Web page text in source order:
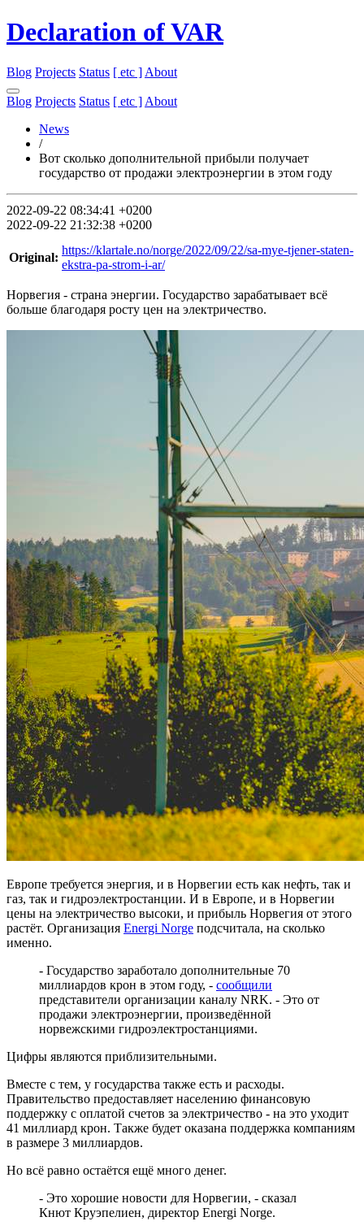
Declaration of VAR
Blog Projects Status [ etc ] About
Blog Projects Status [ etc ] About
News
/
Вот сколько дополнительной прибыли получает
государство от продажи электроэнергии в этом году
2022-09-22 08:34:41 +0200
2022-09-22 21:32:38 +0200
Original:
https://klartale.no/norge/2022/09/22/sa-mye-tjener-staten-
ekstra-pa-strom-i-ar/
Норвегия - страна энергии. Государство зарабатывает всё
больше благодаря росту цен на электричество.
Европе требуется энергия, и в Норвегии есть как нефть, так и
газ, так и гидроэлектростанции. И в Европе, и в Норвегии
цены на электричество высоки, и прибыль Норвегия от этого
растёт. Организация Energi Norge подсчитала, на сколько
именно.
- Государство заработало дополнительные 70
миллиардов крон в этом году, - сообщили
представители организации каналу NRK. - Это от
продажи электроэнергии, произведённой
норвежскими гидроэлектростанциями.
Цифры являются приблизительными.
Вместе с тем, у государства также есть и расходы.
Правительство предоставляет населению финансовую
поддержку с оплатой счетов за электричество - на это уходит
41 миллиард крон. Также будет оказана поддержка компаниям
в размере 3 миллиардов.
Но всё равно остаётся ещё много денег.
- Это хорошие новости для Норвегии, - сказал
Кнют Круэпелиен, директор Energi Norge.